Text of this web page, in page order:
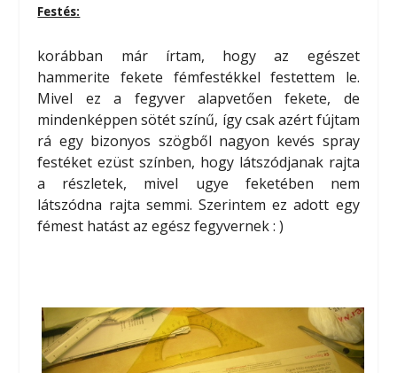
Festés:
korábban már írtam, hogy az egészet
hammerite fekete fémfestékkel festettem le.
Mivel ez a fegyver alapvetően fekete, de
mindenképpen sötét színű, így csak azért fújtam
rá egy bizonyos szögből nagyon kevés spray
festéket ezüst színben, hogy látszódjanak rajta
a részletek, mivel ugye feketében nem
látszódna rajta semmi. Szerintem ez adott egy
fémest hatást az egész fegyvernek : )